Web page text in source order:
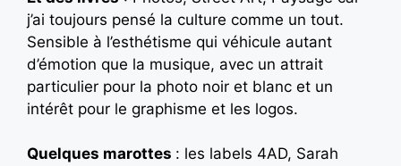
j’ai toujours pensé la culture comme un tout.
Sensible à l’esthétisme qui véhicule autant
d’émotion que la musique, avec un attrait
particulier pour la photo noir et blanc et un
intérêt pour le graphisme et les logos.
Quelques marottes : les labels 4AD, Sarah